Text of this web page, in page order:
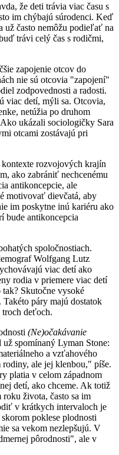
že deti trávia viac času s
im chýbajú súrodenci. Keď
už často nemôžu podieľať na
trávi celý čas s rodičmi,
zapojenie otcov do
nie sú otcovia "zapojení"
zodpovednosti a radosti.
viac detí, mýli sa. Otcovia,
netúžia po druhom
ukázali sociologičky Sara
otcami zostávajú pri
rozvojových krajín
ako zabrániť nechcenému
antikoncepcie, ale
motivovať dievčatá, aby
im poskytne inú kariéru ako
bude antikoncepcia
spoločnostiach.
Wolfgang Lutz
viac detí ako
rodia v priemere viac detí
Skutočne vysoké
Takéto páry majú dostatok
troch deťoch.
(Ne)očakávanie
spomínaný Lyman Stone:
a vzťahového
rodiny, ale jej klenbou," píše.
platia v celom západnom
detí, ako chceme. Ak totiž
života, často sa im
v krátkych intervaloch je
poklese plodnosti
sa vekom nezlepšujú. V
pôrodnosti", ale v